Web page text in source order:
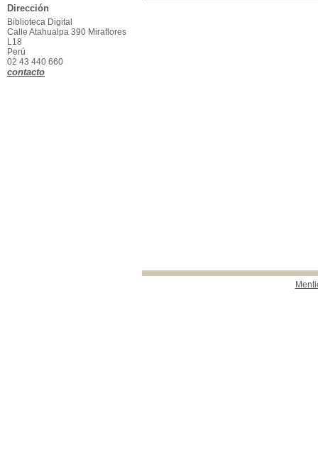
Dirección
Biblioteca Digital
Calle Atahualpa 390 Miraflores
L18
Perú
02 43 440 660
contacto